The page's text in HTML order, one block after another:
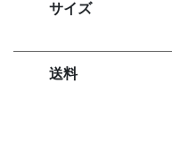
サイズ
送料